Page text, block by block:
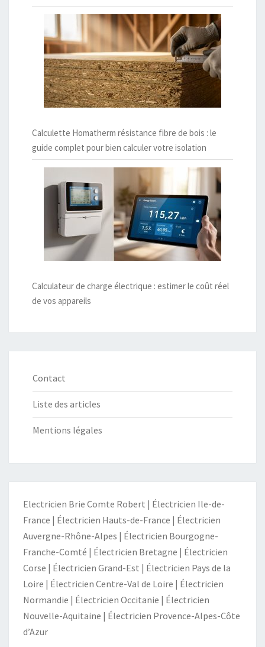
Calculette Homatherm résistance fibre de bois : le
guide complet pour bien calculer votre isolation
Calculateur de charge électrique : estimer le coût réel
de vos appareils
Contact
Liste des articles
Mentions légales
Electricien Brie Comte Robert | Électricien Ile-de-
France | Électricien Hauts-de-France | Électricien
Auvergne-Rhône-Alpes | Électricien Bourgogne-
Franche-Comté | Électricien Bretagne | Électricien
Corse | Électricien Grand-Est | Électricien Pays de la
Loire | Électricien Centre-Val de Loire | Électricien
Normandie | Électricien Occitanie | Électricien
Nouvelle-Aquitaine | Électricien Provence-Alpes-Côte
d’Azur